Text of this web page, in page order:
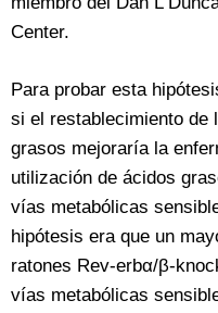
Center.
Para probar esta
si el restablecimiento de
grasos mejoraría la
utilización de ácidos
vías metabólicas
hipótesis era que un
ratones Rev-erbα/β-
vías metabólicas